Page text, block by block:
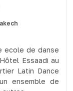
ecole de danse
Essaadi au
Latin Dance
ensemble de